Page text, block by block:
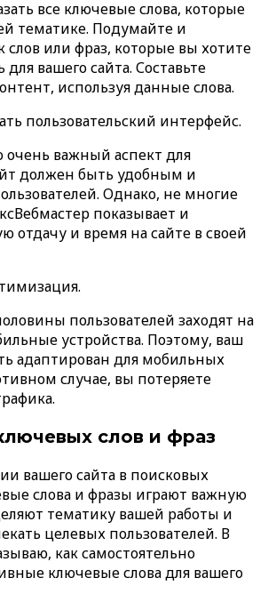
все ключевые слова, которые
тематике. Подумайте и
слов или фраз, которые вы хотите
вашего сайта. Составьте
используя данные слова.
пользовательский интерфейс.
очень важный аспект для
должен быть удобным и
Однако, не многие
показывает и
отдачу и время на сайте в своей
пользователей заходят на
устройства. Поэтому, ваш
адаптирован для мобильных
случае, вы потеряете
слов и фраз
вашего сайта в поисковых
слова и фразы играют важную
тематику вашей работы и
целевых пользователей. В
как самостоятельно
ключевые слова для вашего